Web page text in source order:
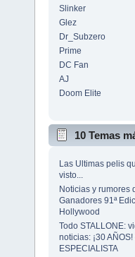
Slinker
Glez
Dr_Subzero
Prime
DC Fan
AJ
Doom Elite
10 Temas
Las Ultimas pelis
visto...
Noticias y rumores
Ganadores 91ª
Hollywood
Todo STALLONE:
noticias: ¡30
ESPECIALISTA